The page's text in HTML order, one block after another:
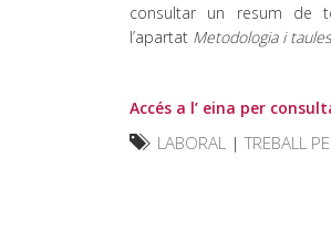
consultar un resum de
l’apartat Metodologia i
Accés a l’ eina per
LABORAL |TREBALL